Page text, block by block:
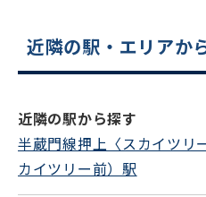
平日 9:00
近隣の駅・エリアか
近隣の駅から探す
半蔵門線押上〈スカイツリ
カイツリー前）駅